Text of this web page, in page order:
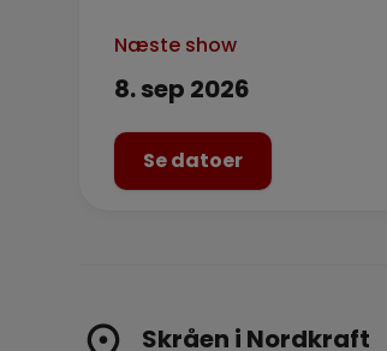
Næste show
8. sep 2026
Se datoer
Skråen i Nordkraft